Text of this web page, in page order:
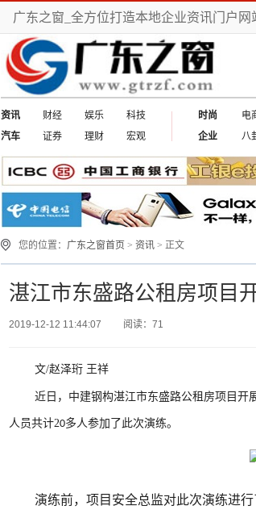
广东之窗_全方位打造本地企业资讯门户网
资讯 财经 娱乐
科技
汽车
证券 理财 宏观
时尚 电
企业
八
您的位置： 广东之窗首页 > 资讯 > 正文
湛江市东盛路公租房项目
2019-12-12 11:44:07 阅读：71
文/赵泽珩 王祥
近日，中建钢构湛江市东盛路公租房项目开
人员共计20多人参加了此次演练。
演练前，项目安全总监对此次演练进